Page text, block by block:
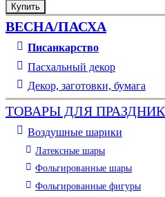
Купить
Купить
Купить
Купить
Купить
Купить
ВЕСНА/ПАСХА
Писанкарство
Пасхальный декор
Декор, заготовки, бумага
ТОВАРЫ ДЛЯ
Воздушные шарики
Латексные шары
Фольгированные шары
Фольгированные фигуры